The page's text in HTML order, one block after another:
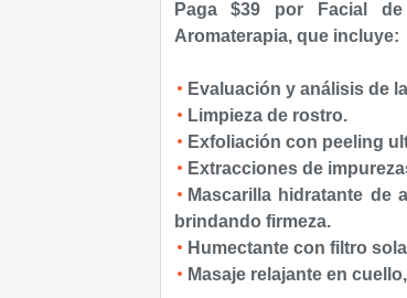
Paga $39 por Facial
Aromaterapia, que incluye:
Evaluación y análisis de
Limpieza de rostro.
Exfoliación con peeling
Extracciones de
Mascarilla hidratante de
brindando firmeza.
Humectante con filtro
Masaje relajante en